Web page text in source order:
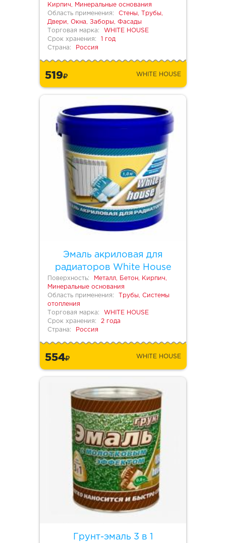
Кирпич, Минеральные основания
Область применения:
Стены, Трубы,
Двери, Окна, Заборы, Фасады
Торговая марка:
WHITE HOUSE
Срок хранения:
1 год
Страна:
Россия
519 WHITE HOUSE
Эмаль акриловая для
радиаторов White House
Поверхность:
Металл, Бетон, Кирпич,
Минеральные основания
Область применения:
Трубы, Системы
отопления
Торговая марка:
WHITE HOUSE
Срок хранения:
2 года
Страна:
Россия
554 WHITE HOUSE
Грунт-эмаль 3 в 1